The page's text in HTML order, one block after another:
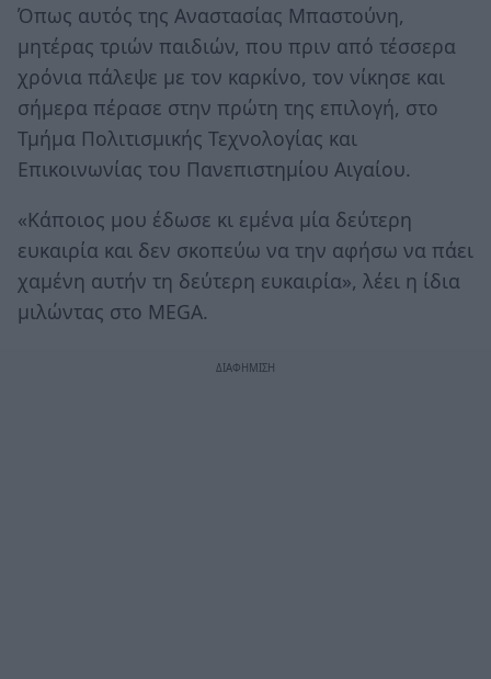
Όπως αυτός της Αναστασίας Μπαστούνη,
μητέρας τριών παιδιών, που πριν από τέσσερα
χρόνια πάλεψε με τον καρκίνο, τον νίκησε και
σήμερα πέρασε στην πρώτη της επιλογή, στο
Τμήμα Πολιτισμικής Τεχνολογίας και
Επικοινωνίας του Πανεπιστημίου Αιγαίου.
«Κάποιος μου έδωσε κι εμένα μία δεύτερη
ευκαιρία και δεν σκοπεύω να την αφήσω να πάει
χαμένη αυτήν τη δεύτερη ευκαιρία», λέει η ίδια
μιλώντας στο MEGA.